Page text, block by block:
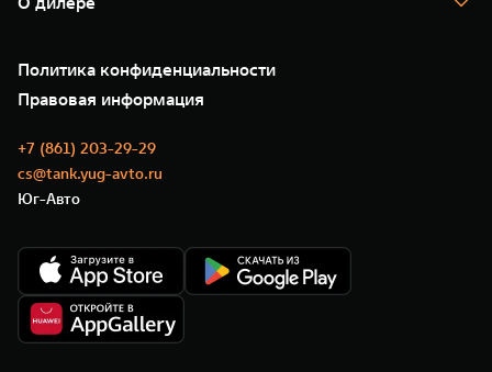
Зарядные станции
Новые цифровые сервисы TANK
Сервис
Нулевое ТО
Моторные масла
35 лет GWM
GWM ТЕХ ДЕНЬ
Новости
Политика конфиденциальности
Правовая информация
+7 (861) 203-29-29
cs@tank.yug-avto.ru
Юг-Авто